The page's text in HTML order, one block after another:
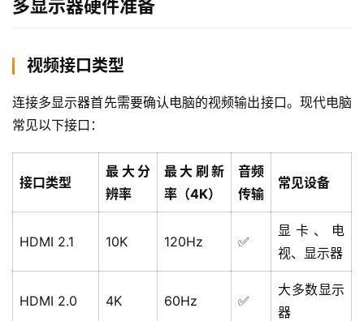
多显示器硬件准备
视频接口类型
连接多显示器首先需要确认电脑的视频输出接口。现代电脑
常见以下接口：
接口类型
最大分
辨率
最大刷新
率（4K）
音频
传输
常见设备
HDMI 2.1 10K 120Hz ✅
显卡、电
视、显示器
HDMI 2.0 4K 60Hz ✅
大多数显示
器